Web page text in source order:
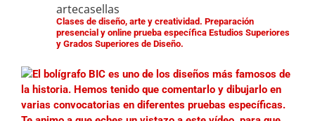
artecasellas
Clases de diseño, arte y creatividad. Preparación
presencial y online prueba específica Estudios Superiores
y Grados Superiores de Diseño.